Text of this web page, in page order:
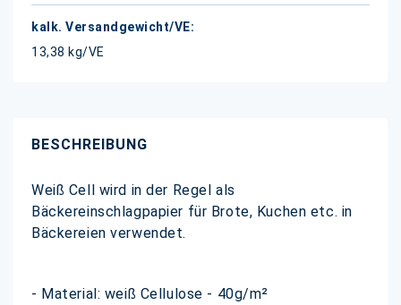
13,38 kg/VE
BESCHREIBUNG
Weiß Cell wird in der Regel als
Bäckereinschlagpapier für Brote, Kuchen etc. in
Bäckereien verwendet.
- Material: weiß Cellulose - 40g/m²